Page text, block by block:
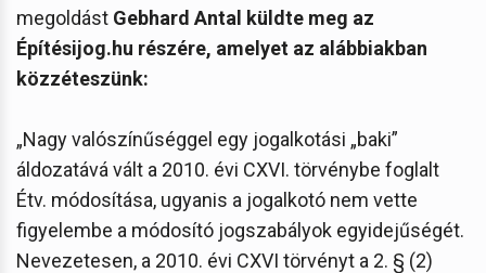
megoldást Gebhard Antal küldte meg az
Építésijog.hu részére, amelyet az alábbiakban
közzéteszünk:
„Nagy valószínűséggel egy jogalkotási „baki”
áldozatává vált a 2010. évi CXVI. törvénybe foglalt
Étv. módosítása, ugyanis a jogalkotó nem vette
figyelembe a módosító jogszabályok egyidejűségét.
Nevezetesen, a 2010. évi CXVI törvényt a 2. § (2)